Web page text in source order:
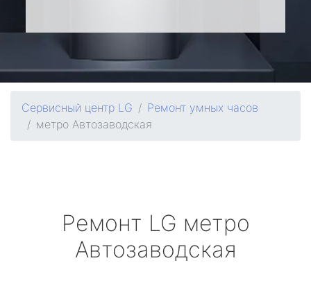
Сервисный центр LG
Ремонт умных часов
метро Автозаводская
Ремонт LG метро
Автозаводская